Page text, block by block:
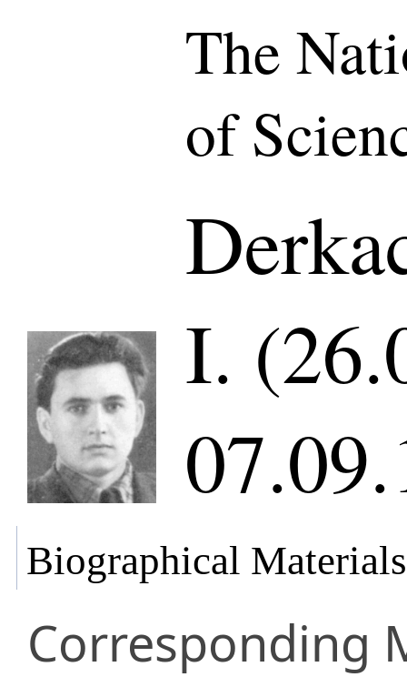
The
of
I.
Biographical Materials
Corresponding